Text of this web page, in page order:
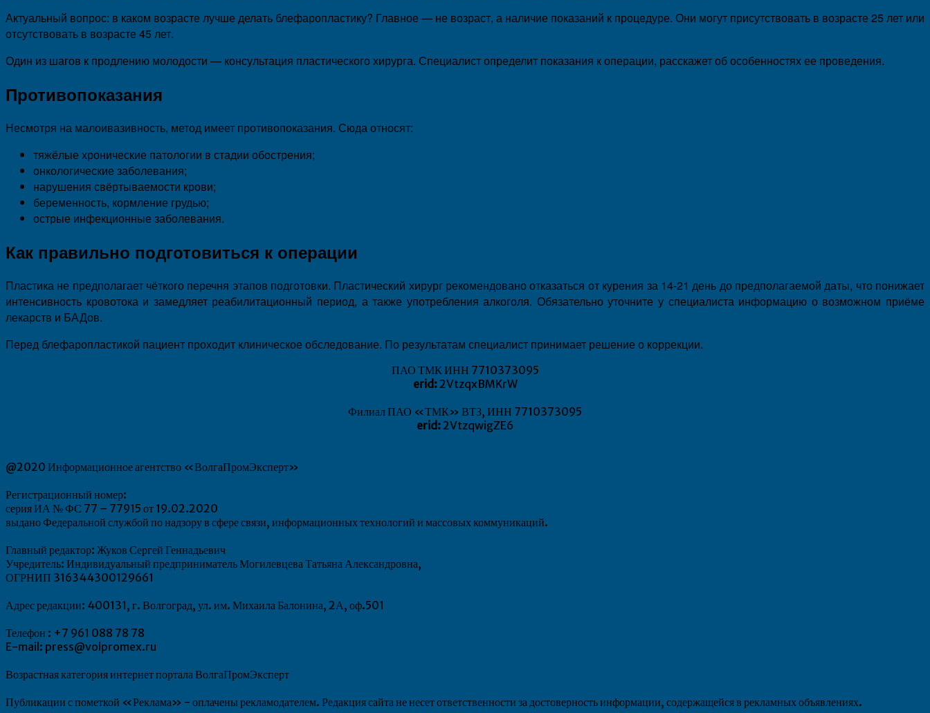
Актуальный вопрос: в каком возрасте лучше делать блефаропластику? Главное — не возраст, а наличие показаний к процедуре. Они могут присутствовать в возрасте 25 лет или
отсутствовать в возрасте 45 лет.
Один из шагов к продлению молодости — консультация пластического хирурга. Специалист определит показания к операции, расскажет об особенностях ее проведения.
Противопоказания
Несмотря на малоивазивность, метод имеет противопоказания. Сюда относят:
тяжёлые хронические патологии в стадии обострения;
онкологические заболевания;
нарушения свёртываемости крови;
беременность, кормление грудью;
острые инфекционные заболевания.
Как правильно подготовиться к операции
Пластика не предполагает чёткого перечня этапов подготовки. Пластический хирург рекомендовано отказаться от курения за 14-21 день до предполагаемой даты, что понижает
интенсивность кровотока и замедляет реабилитационный период, а также употребления алкоголя. Обязательно уточните у специалиста информацию о возможном приёме
лекарств и БАДов.
Перед блефаропластикой пациент проходит клиническое обследование. По результатам специалист принимает решение о коррекции.
ПАО ТМК ИНН 7710373095
erid:2VtzqxBMKrW
Филиал ПАО «ТМК» ВТЗ, ИНН 7710373095
erid:2VtzqwigZE6
@2020 Информационное агентство «ВолгаПромЭксперт»
Регистрационный номер:
серия ИА № ФС 77 – 77915 от 19.02.2020
выдано Федеральной службой по надзору в сфере связи, информационных технологий и массовых коммуникаций.
Главный редактор: Жуков Сергей Геннадьевич
Учредитель: Индивидуальный предприниматель Могилевцева Татьяна Александровна,
ОГРНИП 316344300129661
Адрес редакции: 400131, г. Волгоград, ул. им. Михаила Балонина, 2А, оф.501
Телефон : +7 961 088 78 78
E-mail: press@volpromex.ru
Возрастная категория интернет портала ВолгаПромЭксперт
Публикации с пометкой «Реклама» - оплачены рекламодателем. Редакция сайта не несет ответственности за достоверность информации, содержащейся в рекламных объявлениях.